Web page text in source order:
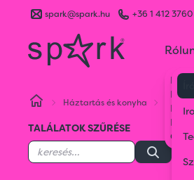
spark@spark.hu +36 1 412 3760
Kik
Blog
Háztartás és konyha
TALÁLATOK SZŰRÉSE